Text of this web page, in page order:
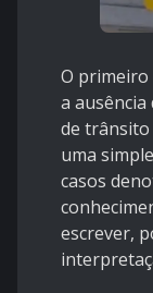
O primeiro
a ausência
de trânsito
uma
casos
escrever,